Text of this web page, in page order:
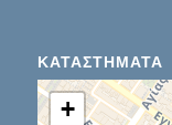
ΚΑΤΑΣΤΉΜΑΤΑ
+